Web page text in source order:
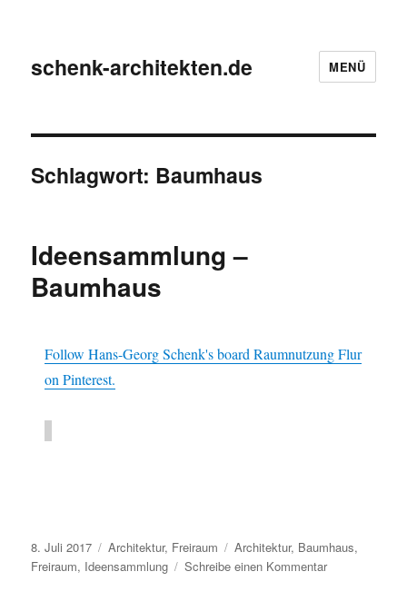
schenk-architekten.de MENÜ
Schlagwort: Baumhaus
Ideensammlung –
Baumhaus
Follow Hans-Georg Schenk's board Raumnutzung Flur
on Pinterest.
Veröffentlicht
am
8. Juli 2017 Kategorien
Architektur, Freiraum Schlagwörter
Architektur, Baumhaus,
Freiraum, Ideensammlung Schreibe einen Kommentarzu